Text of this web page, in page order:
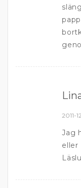
2011-
Jag
eller